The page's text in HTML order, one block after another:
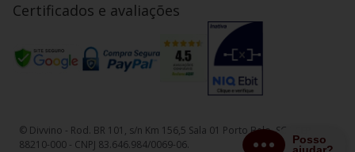
Certificados e avaliações
© Divvino - Rod. BR 101, s/n Km 156,5 Sala 01 Porto Belo, SC - CEP
88210-000 - CNPJ 83.646.984/0069-06.